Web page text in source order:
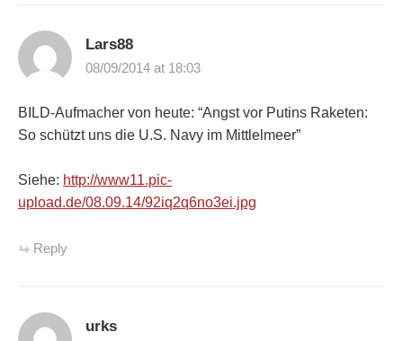
Lars88
08/09/2014 at 18:03
BILD-Aufmacher von heute: “Angst vor Putins Raketen:
So schützt uns die U.S. Navy im Mittlelmeer”
Siehe: http://www11.pic-
upload.de/08.09.14/92iq2q6no3ei.jpg
Reply
urks